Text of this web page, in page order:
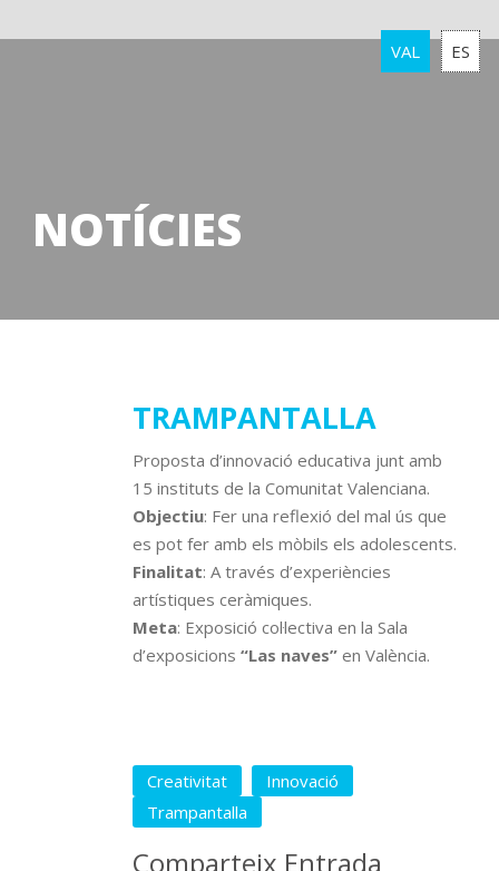
VAL ES
NOTÍCIES
TRAMPANTALLA
Proposta d’innovació educativa junt amb
15 instituts de la Comunitat Valenciana.
Objectiu: Fer una reflexió del mal ús que
es pot fer amb els mòbils els adolescents.
Finalitat: A través d’experiències
artístiques ceràmiques.
Meta: Exposició col·lectiva en la Sala
d’exposicions “Las naves” en València.
Creativitat
Innovació
Trampantalla
Comparteix Entrada